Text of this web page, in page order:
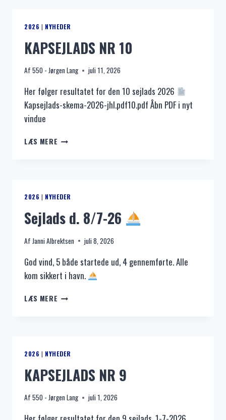
2026 | NYHEDER
KAPSEJLADS NR 10
Af 550 - Jørgen Lang juli 11, 2026
Her følger resultatet for den 10 sejlads 2026
Kapsejlads-skema-2026-jhl.pdf10.pdf Åbn PDF i nyt
vindue
LÆS MERE KAPSEJLADS
2026 | NYHEDER
Sejlads d. 8/7-26
Af Janni Albrektsen juli 8, 2026
God vind, 5 både startede ud, 4 gennemførte. Alle
kom sikkert i havn.
LÆS MERE SEJLADS
2026 | NYHEDER
KAPSEJLADS NR 9
Af 550 - Jørgen Lang juli 1, 2026